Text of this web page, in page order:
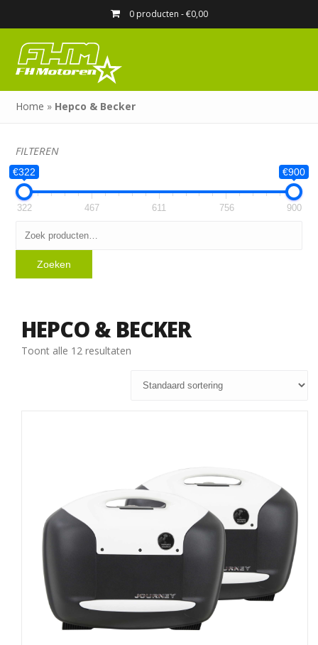
0 producten -€0,00
Home » Hepco & Becker
FILTEREN
€322 €900
322 467 611 756 900
Zoeken
naar:
Zoeken
HEPCO & BECKER
Toont alle 12 resultaten